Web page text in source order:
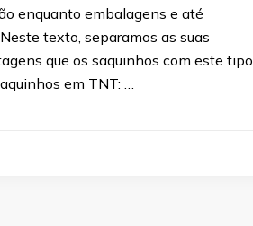
enquanto embalagens e até
texto, separamos as suas
que os saquinhos com este tipo
em TNT: …